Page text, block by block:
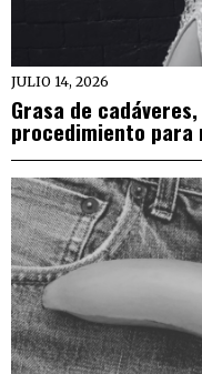
JULIO 14, 2026
Grasa de
procedimiento